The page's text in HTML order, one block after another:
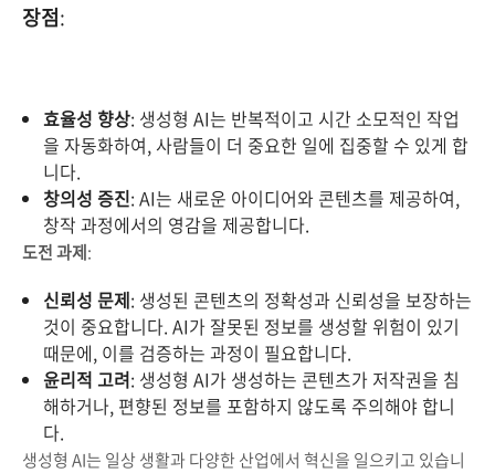
장점:
효율성 향상: 생성형 AI는 반복적이고 시간 소모적인 작업
을 자동화하여, 사람들이 더 중요한 일에 집중할 수 있게 합
니다.
창의성 증진: AI는 새로운 아이디어와 콘텐츠를 제공하여,
창작 과정에서의 영감을 제공합니다.
도전 과제:
신뢰성 문제: 생성된 콘텐츠의 정확성과 신뢰성을 보장하는
것이 중요합니다. AI가 잘못된 정보를 생성할 위험이 있기
때문에, 이를 검증하는 과정이 필요합니다.
윤리적 고려: 생성형 AI가 생성하는 콘텐츠가 저작권을 침
해하거나, 편향된 정보를 포함하지 않도록 주의해야 합니
다.
생성형 AI는 일상 생활과 다양한 산업에서 혁신을 일으키고 있습니